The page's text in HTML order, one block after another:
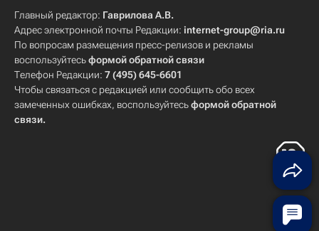
Главный редактор: Гаврилова А.В.
Адрес электронной почты Редакции: internet-group@ria.ru
По вопросам размещения пресс-релизов и рекламы
воспользуйтесьформой обратной связи
Телефон Редакции: 7 (495) 645-6601
Чтобы связаться с редакцией или сообщить обо всех
замеченных ошибках, воспользуйтесьформой обратной
связи.